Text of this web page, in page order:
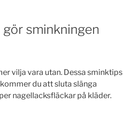
sminkningen
vilja vara utan. Dessa sminktips
du att sluta slänga
nagellacksfläckar på kläder.